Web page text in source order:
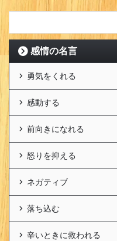
感情の名言
勇気をくれる
感動する
前向きになれる
怒りを抑える
ネガティブ
落ち込む
辛いときに救われる